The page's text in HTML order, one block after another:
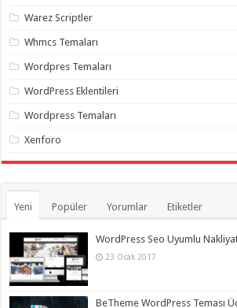
Warez Scriptler
Whmcs Temaları
Wordpres Temaları
WordPress Eklentileri
Wordpress Temaları
Xenforo
Yeni Popüler Yorumlar Etiketler
WordPress Seo Uyumlu
23 Ocak 2017
BeTheme WordPress Teması